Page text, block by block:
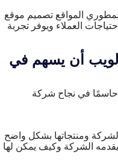
لمطوري المواقع تصميم موقع
العملاء ويوفر تجربة
أن يسهم في
حاسمًا في نجاح شركة
ومنتجاتها بشكل واضح
الشركة وكيف يمكن لها